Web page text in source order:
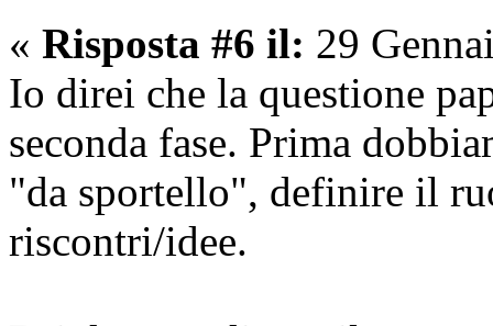
« Risposta #6 il: 29
Io direi che la questione
seconda fase. Prima
"da sportello", definire il
riscontri/idee.